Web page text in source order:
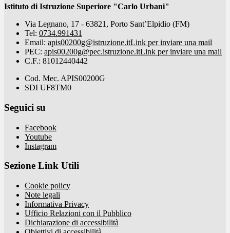
Istituto di Istruzione Superiore "Carlo Urbani"
Via Legnano, 17 - 63821, Porto Sant’Elpidio (FM)
Tel: 0734.991431
Email: apis00200g@istruzione.itLink per inviare una mail
PEC: apis00200g@pec.istruzione.itLink per inviare una mail
C.F.: 81012440442
Cod. Mec. APIS00200G
SDI UF8TM0
Seguici su
Facebook
Youtube
Instagram
Sezione Link Utili
Cookie policy
Note legali
Informativa Privacy
Ufficio Relazioni con il Pubblico
Dichiarazione di accessibilità